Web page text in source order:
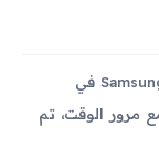
تم الإعلان عن جهاز Samsung Galaxy S5 LTE-A G901F في
ومع مرور الوقت، تم